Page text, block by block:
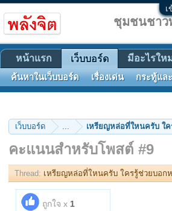
เ
เว็บบอร์ด ... เหรียญหล่อที่ใหนครับ ใค
คะแนนสำหรับโพสต์ #9
Thread: เหรียญหล่อที่ใหนครับ ใครรู้ช่วยบอก
ถูกใจ x 1
ชุมชนชาว
หน้าแรก เว็บบอร์ด
ค้นหาในเว็บบอร์ด เรื่องเด่น กระทู้แล
มีอะไรให